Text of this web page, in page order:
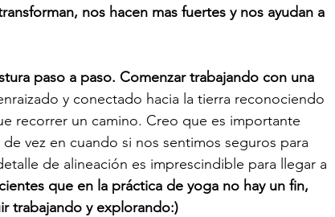
nos hacen mas fuertes y nos ayudan a
paso a paso. Comenzar trabajando con una
y conectado hacia la tierra reconociendo
recorrer un camino. Creo que es importante
vez en cuando si nos sentimos seguros para
de alineación es imprescindible para llegar a
que en la práctica de yoga no hay un fin,
trabajando y explorando:)